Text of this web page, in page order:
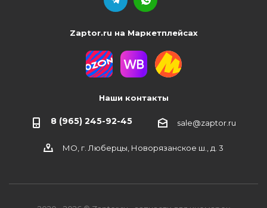
Zaptor.ru на Маркетплейсах
Наши контакты
8 (965) 245-92-45 sale@zaptor.ru
МО, г. Люберцы, Новорязанское ш., д. 3